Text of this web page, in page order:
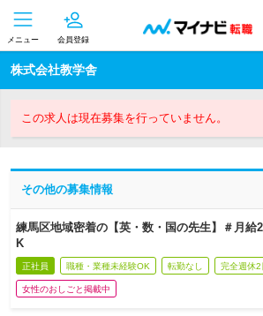
メニュー 会員登録
株式会社教学舎
この求人は現在募集を行っていません。
その他の募集情報
練馬区地域密着の【英・数・国の先生】＃月給
K
正社員 職種・業種未経験OK 転勤なし 完全週休2
女性のおしごと掲載中